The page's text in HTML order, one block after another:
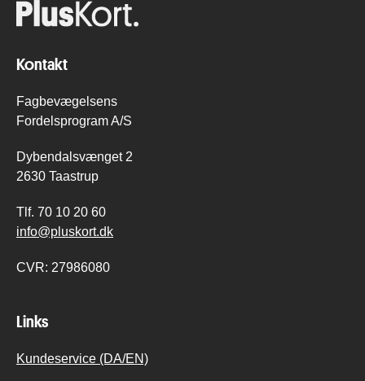
Kontakt
Fagbevægelsens
Fordelsprogram A/S
Dybendalsvænget 2
2630 Taastrup
Tlf. 70 10 20 60
info@pluskort.dk
CVR: 27986080
Links
Kundeservice (DA/EN)